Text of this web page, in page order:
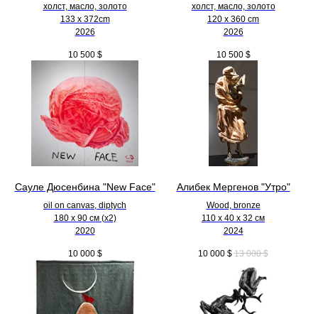
холст, масло, золото
133 х 372cm
2026
10 500 $
холст, масло, золото
120 х 360 cm
2026
10 500 $
Сауле Дюсенбина "New Face"
oil on canvas, diptych
180 x 90 см (х2)
2020
10 000 $
Алибек Мергенов "Утро"
Wood, bronze
110 х 40 х 32 см
2024
10 000 $ 13 000 $